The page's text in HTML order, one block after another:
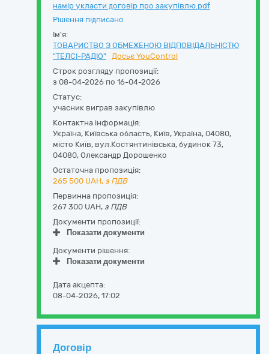
намір укласти договір про закупівлю.pdf
Рішення підписано
Ім'я:
ТОВАРИСТВО З ОБМЕЖЕНОЮ ВІДПОВІДАЛЬНІСТЮ
"ТЕЛСІ-РАДІО"
Досьє YouControl
Строк розгляду пропозиції:
з 08-04-2026 по 16-04-2026
Статус:
учасник виграв закупівлю
Контактна інформація:
Україна, Київська область, Київ, Україна, 04080,
місто Київ, вул.Костянтинівська, будинок 73,
04080, Олександр Дорошенко
Остаточна пропозиція:
265 500 UAH, з ПДВ
Первинна пропозиція:
267 300 UAH, з ПДВ
Документи пропозиції:
Показати документи
Документи рішення:
Показати документи
Дата акцепта:
08-04-2026, 17:02
Договір